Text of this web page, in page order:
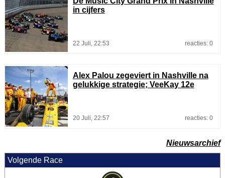
in cijfers
22 Juli, 22:53 reacties: 0
Alex Palou zegeviert in Nashville na
gelukkige strategie; VeeKay 12e
20 Juli, 22:57 reacties: 0
Nieuwsarchief
Volgende Race